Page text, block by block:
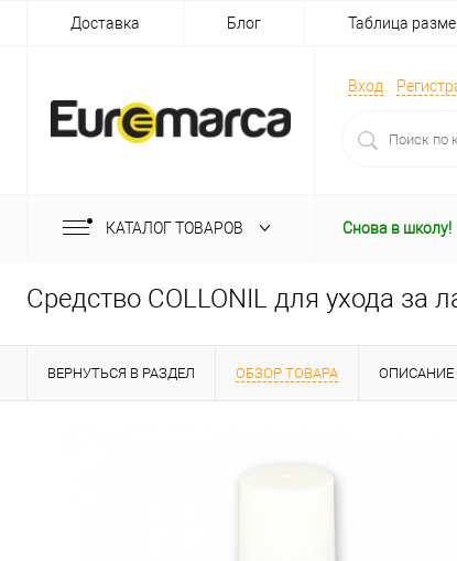
Доставка Блог Таблица
Вход
КАТАЛОГ ТОВАРОВ Снова в школу!
Средство COLLONIL для ухода за
ВЕРНУТЬСЯ В РАЗДЕЛ ОБЗОР ТОВАРА ОПИСАНИЕ